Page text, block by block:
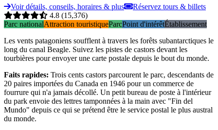
Voir détails, conseils, horaires & plus
Réservez tours & billets
4.8 (15,376)
Parc nationalAttraction touristiqueParcPoint d'intérêtÉtablissement
Les vents patagoniens soufflent à travers les forêts subantarctiques le
long du canal Beagle. Suivez les pistes de castors devant les
tourbières pour envoyer une carte postale depuis le bout du monde.
Faits rapides: Trois cents castors parcourent le parc, descendants de
20 paires importées du Canada en 1946 pour un commerce de
fourrure qui n'a jamais décollé. Un petit bureau de poste à l'intérieur
du park envoie des lettres tamponnées à la main avec "Fin del
Mundo" depuis ce qui se prétend être le service postal le plus austral
du monde.